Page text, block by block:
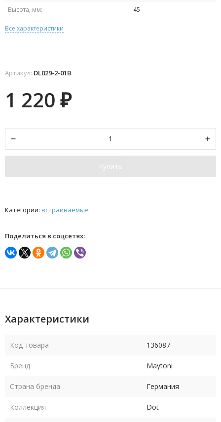
Высота, мм:
45
Все характеристики
Артикул: DL029-2-01B
1 220 ₽
Купить
Категории: встраиваемые
Поделиться в соцсетях:
Характеристики
Код товара 136087
Бренд Maytoni
Страна бренда Германия
Коллекция Dot